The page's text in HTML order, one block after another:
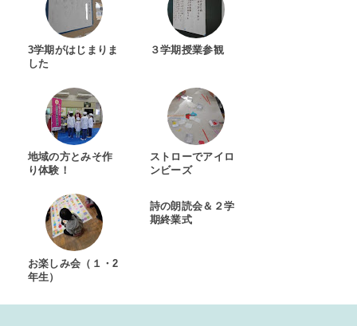
3学期がはじまりま
した
３学期授業参観
地域の方とみそ作
り体験！
ストローでアイロ
ンビーズ
お楽しみ会（１・2
年生）
詩の朗読会＆２学
期終業式